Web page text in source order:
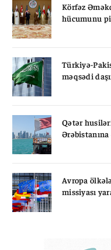
Körfəz
hücumunu
Türkiyə-
məqsədi
Qətər
Avropa
missiyası